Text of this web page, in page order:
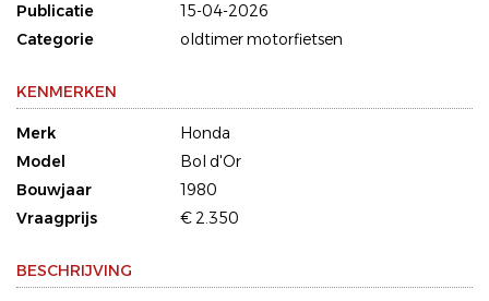
Publicatie
15-04-2026
Categorie
oldtimer motorfietsen
KENMERKEN
Merk
Honda
Model
Bol d'Or
Bouwjaar
1980
Vraagprijs
€ 2.350
BESCHRIJVING